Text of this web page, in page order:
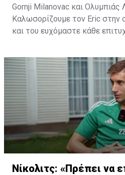
Gornji Milanovac και Ολυμπιάς
Καλωσορίζουμε τον Eric στην
και του ευχόμαστε κάθε
Νίκολιτς: «Πρέπει να